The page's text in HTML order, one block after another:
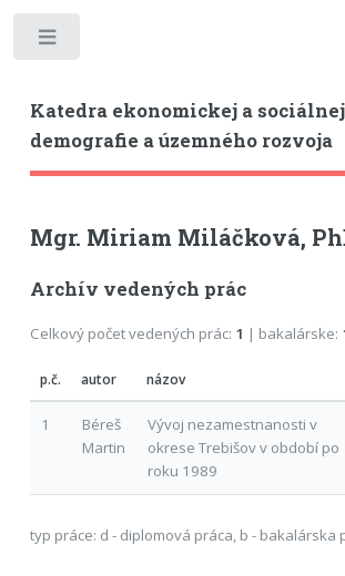
Katedra ekonomickej a
demografie a územného rozvoja
Mgr. Miriam Miláčková,
Archív vedených prác
Celkový počet vedených prác: 1 | bakalárske:
p.č. autor názov
1
Béreš
Martin
Vývoj nezamestnanosti v
okrese Trebišov v období po
roku 1989
typ práce: d - diplomová práca, b - bakalárska